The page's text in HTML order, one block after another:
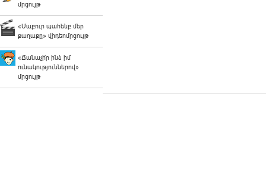
մրցույթ
«Մաքուր պահենք մեր
քաղաքը» վիդեոմրցույթ
«Ճանաչի՛ր ինձ իմ
ունակություններով»
մրցույթ